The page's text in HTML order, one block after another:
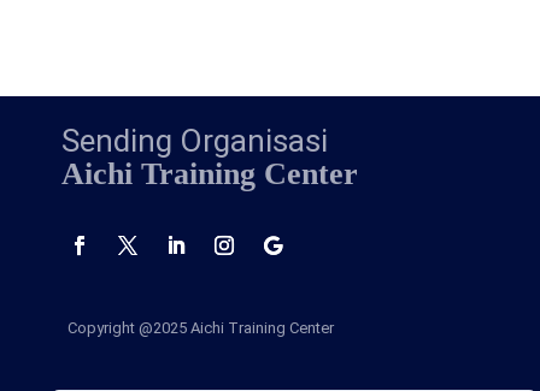
Sending Organisasi
Aichi Training Center
Copyright @2025 Aichi Training Center